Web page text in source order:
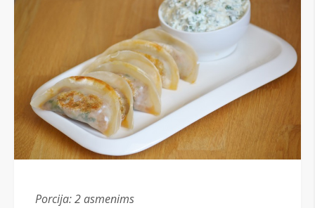
Porcija: 2 asmenims